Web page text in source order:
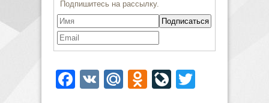
Facebook
VK Mail.Ru Odnoklassniki
LiveJournal